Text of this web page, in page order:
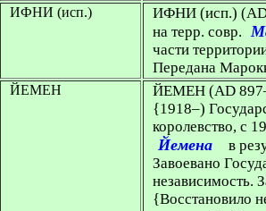
ИФНИ (исп.) ИФНИ (исп.)
на терр. совр.
части
Передана
ЙЕМЕН ЙЕМЕН (AD
{1918–)
королевство, с
Йемена
в
Завоевано
независимость.
{Восстановило